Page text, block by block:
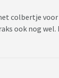
colbertje
ook nog wel.